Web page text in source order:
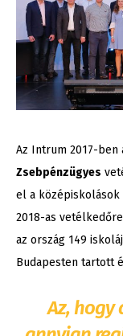
Az Intrum 2017-
Zsebpénzügyes
el a
2018-as
az ország 149
Budapesten tartott
Az, hogy